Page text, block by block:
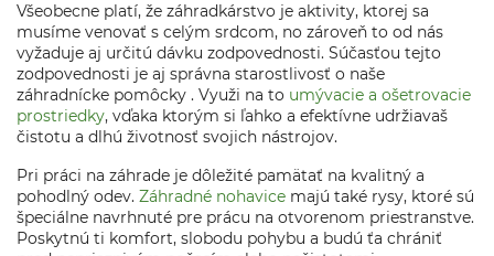
Všeobecne platí, že záhradkárstvo je aktivity, ktorej sa
musíme venovať s celým srdcom, no zároveň to od nás
vyžaduje aj určitú dávku zodpovednosti. Súčasťou tejto
zodpovednosti je aj správna starostlivosť o naše
záhradnícke pomôcky . Využi na to umývacie a ošetrovacie
prostriedky, vďaka ktorým si ľahko a efektívne udržiavaš
čistotu a dlhú životnosť svojich nástrojov.
Pri práci na záhrade je dôležité pamätať na kvalitný a
pohodlný odev. Záhradné nohavice majú také rysy, ktoré sú
špeciálne navrhnuté pre prácu na otvorenom priestranstve.
Poskytnú ti komfort, slobodu pohybu a budú ťa chrániť